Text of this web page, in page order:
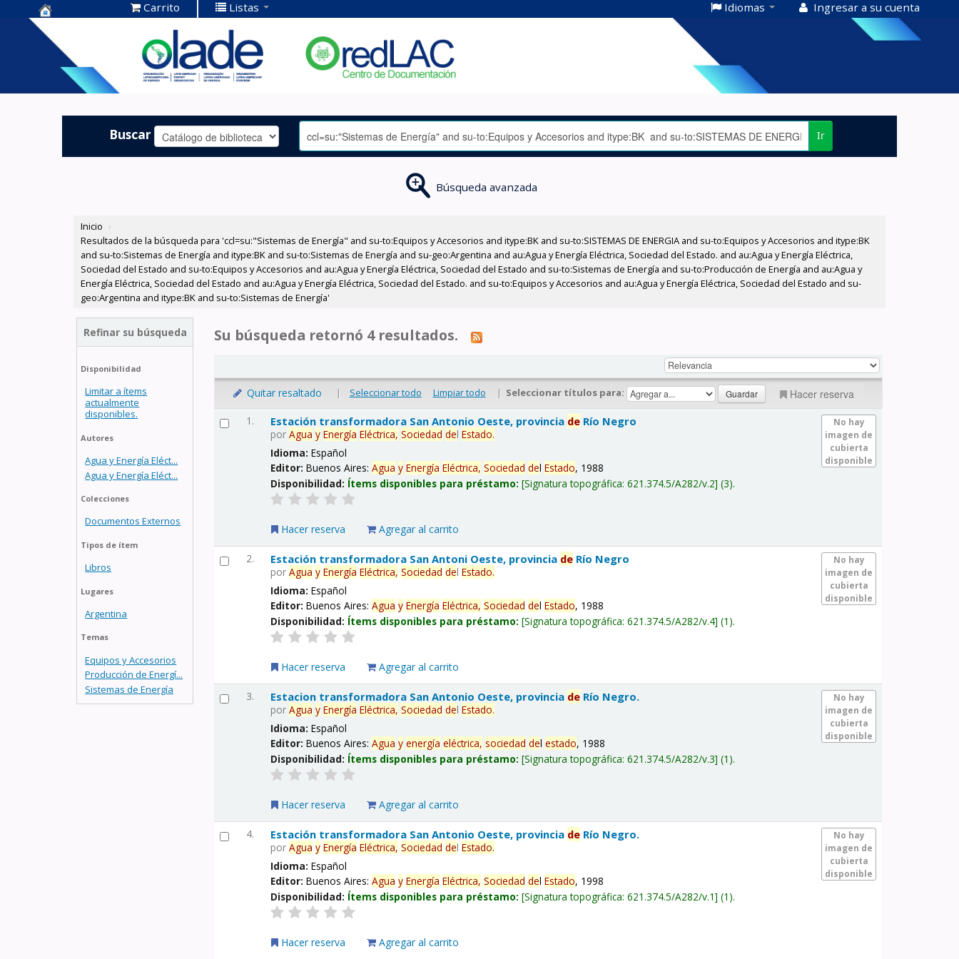
Centro de
Documentación
OLADE -
Carrito Listas Idiomas Ingresar a su cuenta
Buscar Ir
Búsqueda avanzada
Inicio ›
Resultados de la búsqueda para 'ccl=su:"Sistemas de Energía" and su-to:Equipos y Accesorios and itype:BK and su-to:SISTEMAS DE ENERGIA and su-to:Equipos y Accesorios and itype:BK
and su-to:Sistemas de Energía and itype:BK and su-to:Sistemas de Energía and su-geo:Argentina and au:Agua y Energía Eléctrica, Sociedad del Estado. and au:Agua y Energía Eléctrica,
Sociedad del Estado and su-to:Equipos y Accesorios and au:Agua y Energía Eléctrica, Sociedad del Estado and su-to:Sistemas de Energía and su-to:Producción de Energía and au:Agua y
Energía Eléctrica, Sociedad del Estado and au:Agua y Energía Eléctrica, Sociedad del Estado. and su-to:Equipos y Accesorios and au:Agua y Energía Eléctrica, Sociedad del Estado and su-
geo:Argentina and itype:BK and su-to:Sistemas de Energía'
Refinar su búsqueda
Disponibilidad
Limitar a ítems
actualmente
disponibles.
Autores
Agua y Energía Eléct...
Agua y Energía Eléct...
Colecciones
Documentos Externos
Tipos de ítem
Libros
Lugares
Argentina
Temas
Equipos y Accesorios
Producción de Energí...
Sistemas de Energía
Su búsqueda retornó 4 resultados.
Quitar resaltado | Seleccionar todo Limpiar todo | Seleccionar títulos para: Hacer reserva
1.
No hay
imagen de
cubierta
disponible
Estación transformadora San Antonio Oeste, provincia de Río Negro
porAgua y Energía Eléctrica, Sociedad delEstado.
Idioma:Español
Editor:Buenos Aires:Agua y Energía Eléctrica, Sociedad delEstado, 1988
Disponibilidad: Ítems disponibles para préstamo: Signatura topográfica:621.374.5/A282/v.2 (3).
Hacer reserva Agregar al carrito
2.
No hay
imagen de
cubierta
disponible
Estación transformadora San Antoni Oeste, provincia de Río Negro
porAgua y Energía Eléctrica, Sociedad delEstado.
Idioma:Español
Editor:Buenos Aires:Agua y Energía Eléctrica, Sociedad delEstado, 1988
Disponibilidad: Ítems disponibles para préstamo: Signatura topográfica:621.374.5/A282/v.4 (1).
Hacer reserva Agregar al carrito
3.
No hay
imagen de
cubierta
disponible
Estacion transformadora San Antonio Oeste, provincia de Río Negro.
porAgua y Energía Eléctrica, Sociedad delEstado.
Idioma:Español
Editor:Buenos Aires:Agua y energía eléctrica, sociedad delestado, 1988
Disponibilidad: Ítems disponibles para préstamo: Signatura topográfica:621.374.5/A282/v.3 (1).
Hacer reserva Agregar al carrito
4.
No hay
imagen de
cubierta
disponible
Estación transformadora San Antonio Oeste, provincia de Río Negro.
porAgua y Energía Eléctrica, Sociedad delEstado.
Idioma:Español
Editor:Buenos Aires:Agua y Energía Eléctrica, Sociedad delEstado, 1998
Disponibilidad: Ítems disponibles para préstamo: Signatura topográfica:621.374.5/A282/v.1 (1).
Hacer reserva Agregar al carrito